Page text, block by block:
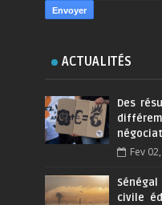
ACTUALITÉS
Des
Fev
civile